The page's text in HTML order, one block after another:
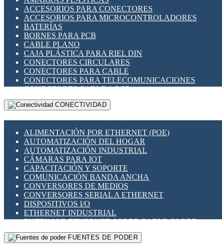
INDICADORES PARA PANEL
INTERFACES DE RELÉ
INTERRUPTORES FIN DE CARRERA
LLAVES CONMUTADORAS
MEDIDORES DE ENERGÍA Y TC'S DE CORRIENTE
MOTORES PASO A PASO
PANTALLAS HMI
PLC -CONTROLADORES LÓGICO PROGRAMABLES
PROGRAMADORES DE HORARIO
RELÉS DE PROTECCIÓN
SENSORES CAPACITIVOS
SENSORES INDUCTIVOS
TEMPORIZADORES
VARIACS
VARIADORES DE FRECUENCIA [VDF]
SECCIONADORES - INTERRUPTORES
MAQUINARIA
ACCESORIOS PARA CONECTORES
ACCESORIOS PARA MICROCONTROLADORES
BATERÍAS
BORNES PARA PCB
CABLE PLANO
CAJA PLÁSTICA PARA RIEL DIN
CONECTORES CIRCULARES
CONECTORES PARA CABLE
CONECTORES PARA TELECOMUNICACIONES
CONECTORES CABLE A PCB
CONECTORES PCB A CABLE
DIP SWITCHES
HERRAMIENTAS VARIAS
ILUMINACIÓN LED
INTERRUPTORES REED
INTERFACES DE RELÉ
OTROS RELÉS
PROTECCIÓN TÉRMICA
RELÉS AUTOMOTRICES
RELÉS DE SEÑAL
RELÉS DE ESTADO SÓLIDO SSR
RELÉS INDUSTRIALES
RELÉS MINIATURA DE POTENCIA
SENSORES MAGNÉTICOS
CONECTIVIDAD
ALIMENTACIÓN POR ETHERNET (POE)
AUTOMATIZACIÓN DEL HOGAR
AUTOMATIZACIÓN INDUSTRIAL
CÁMARAS PARA IOT
CAPACITACIÓN Y SOPORTE
COMUNICACIÓN BANDA ANCHA
CONVERSORES DE MEDIOS
CONVERSORES SERIAL A ETHERNET
DISPOSITIVOS I/O
ETHERNET INDUSTRIAL
EXTENSOR ETHERNET SOBRE CABLE COBRE
GATEWAY LORAWAN
GESTIÓN DE REDESFUENTES DE PODER